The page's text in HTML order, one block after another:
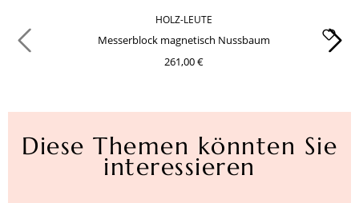
HOLZ-LEUTE
Messerblock magnetisch Nussbaum
261,00 €
Diese Themen könnten Sie
interessieren